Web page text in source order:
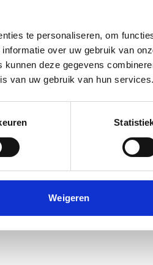
te personaliseren, om
over uw gebruik van
deze gegevens
van uw gebruik van hun services.
Weigeren
aanvullend
bouwkundige keuring
die direct nodig zijn, dan
je of de consument deze
deze situaties is een
op basis van de maximale
Doe dan een beroep op